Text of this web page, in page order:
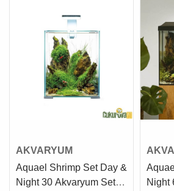
AKVARYUM
Aquael Shrimp Set Day &
Night 30 Akvaryum Set
Night